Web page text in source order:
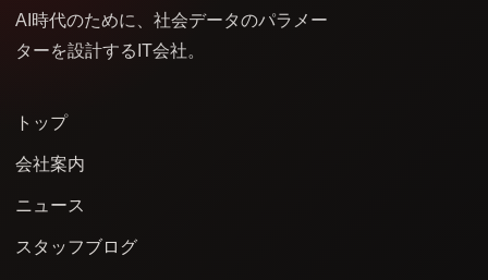
AI時代のために、社会データのパラメー
ターを設計するIT会社。
トップ
会社案内
ニュース
スタッフブログ